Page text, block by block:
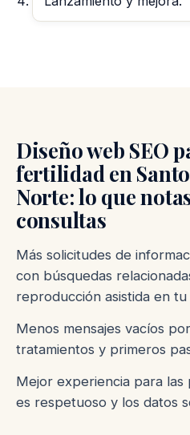
Diseño web SEO
fertilidad en
Norte: lo que
consultas
Más solicitudes de
con búsquedas
reproducción asistida en tu
Menos mensajes vacíos
tratamientos y primeros
Mejor experiencia para las
es respetuoso y los datos